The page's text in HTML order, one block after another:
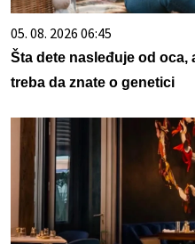
05. 08. 2026 06:45
Šta dete nasleđuje od oca,
treba da znate o genetici